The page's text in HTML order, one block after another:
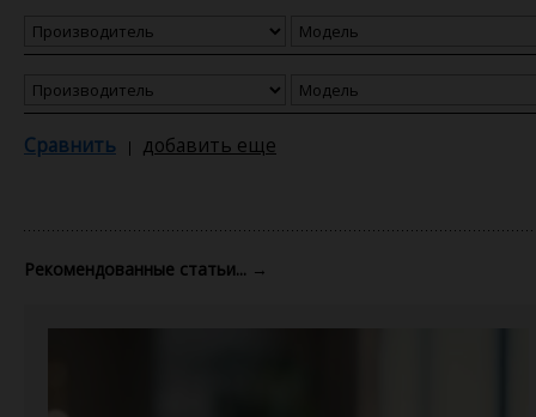
Сравнить добавить еще
Рекомендованные статьи... →